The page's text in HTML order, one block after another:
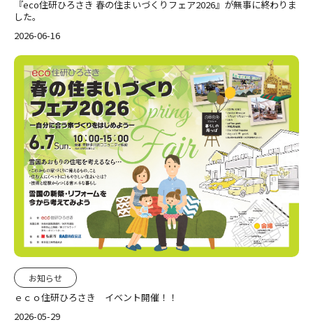
『eco住研ひろさき 春の住まいづくりフェア2026』が無事に終わりま
した。
2026-06-16
お知らせ
ｅｃｏ住研ひろさき イベント開催！！
2026-05-29